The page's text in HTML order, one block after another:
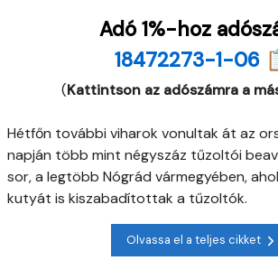
Adó 1%-hoz
18472273-1-06
(Kattintson az adószámra a
Hétfőn további viharok vonultak át az
napján több mint négyszáz tűzoltói
sor, a legtöbb Nógrád vármegyében,
kutyát is kiszabadítottak a tűzoltók.
Olvassa el a teljes cikket